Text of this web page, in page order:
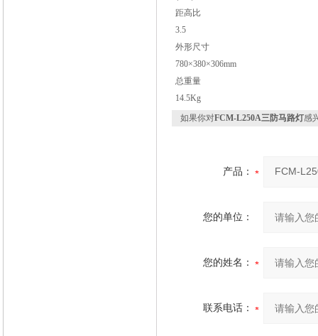
距高比
3.5
外形尺寸
780×380×306mm
总重量
14.5Kg
如果你对FCM-L250A三防马路灯感
产品：
您的单位：
您的姓名：
联系电话：